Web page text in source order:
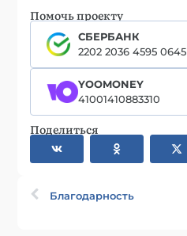
Помочь проекту
СБЕРБАНК
2202 2036 4595 0645
YOOMONEY
41001410883310
Поделиться
Благодарность